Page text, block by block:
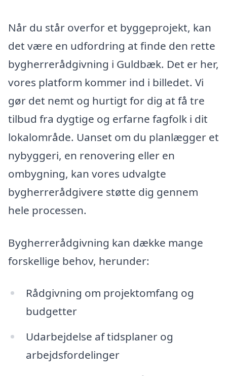
Når du står overfor et byggeprojekt, kan
det være en udfordring at finde den rette
bygherrerådgivning i Guldbæk. Det er her,
vores platform kommer ind i billedet. Vi
gør det nemt og hurtigt for dig at få tre
tilbud fra dygtige og erfarne fagfolk i dit
lokalområde. Uanset om du planlægger et
nybyggeri, en renovering eller en
ombygning, kan vores udvalgte
bygherrerådgivere støtte dig gennem
hele processen.
Bygherrerådgivning kan dække mange
forskellige behov, herunder:
Rådgivning om projektomfang og
budgetter
Udarbejdelse af tidsplaner og
arbejdsfordelinger